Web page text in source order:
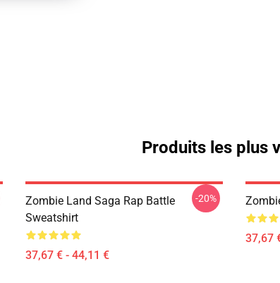
Produits les plus
Zombie Land Saga Rap Battle
Sweatshirt
37,67 € - 44,11 €
-20%
37,67